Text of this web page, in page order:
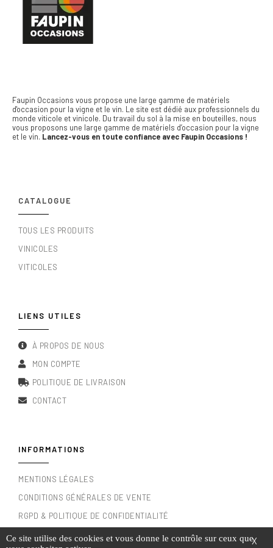
Faupin Occasions vous propose une large gamme de matériels
d'occasion pour la vigne et le vin. Le site est dédié aux professionnels du
monde viticole et vinicole. Du travail du sol à la mise en bouteilles, nous
vous proposons une large gamme de matériels d’occasion pour la vigne
et le vin. Lancez-vous en toute confiance avec Faupin Occasions !
CATALOGUE
TOUS LES PRODUITS
VINICOLES
VITICOLES
LIENS UTILES
À PROPOS DE NOUS
MON COMPTE
POLITIQUE DE LIVRAISON
CONTACT
INFORMATIONS
MENTIONS LÉGALES
CONDITIONS GÉNÉRALES DE VENTE
RGPD & POLITIQUE DE CONFIDENTIALITÉ
X
Ce site utilise des cookies et vous donne le contrôle sur ceux que